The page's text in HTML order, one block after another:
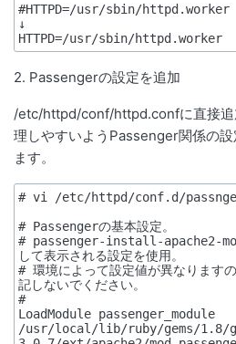
#HTTPD=/usr/sbin/httpd.worker
↓
2. Passengerの設定を追加
/etc/httpd/conf/httpd.confに直接追
理しやすいようPassenger関係の
ます。
# vi /etc/httpd/conf.d/
# Passengerの基本設定。
# passenger-install-apache2-
して表示される設定を使用。
# 環境によって設定値が異なります
記しないでください。
#
LoadModule passenger_module
/usr/local/lib/ruby/gems/1.8/